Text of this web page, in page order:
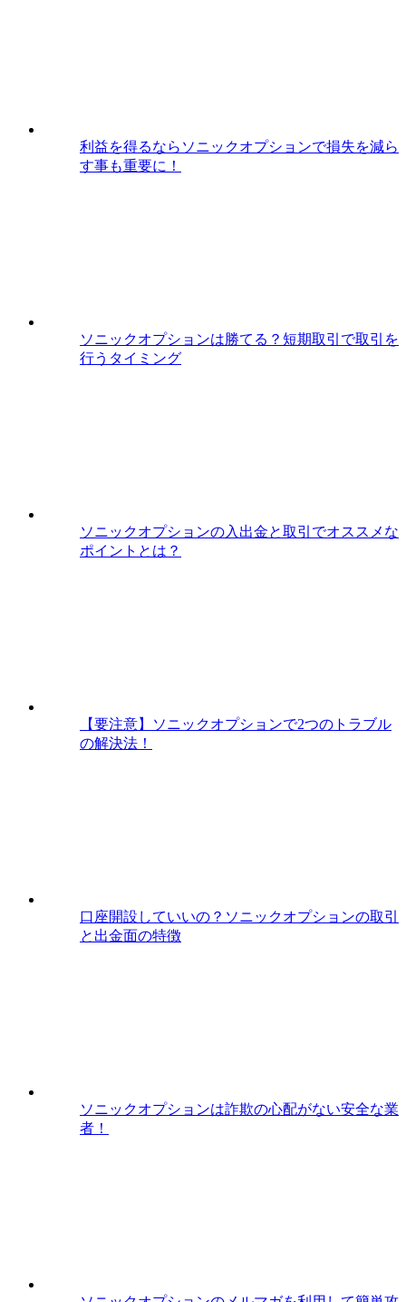
利益を得るならソニックオプションで損失を減ら
す事も重要に！
ソニックオプションは勝てる？短期取引で取引を
行うタイミング
ソニックオプションの入出金と取引でオススメな
ポイントとは？
【要注意】ソニックオプションで2つのトラブル
の解決法！
口座開設していいの？ソニックオプションの取引
と出金面の特徴
ソニックオプションは詐欺の心配がない安全な業
者！